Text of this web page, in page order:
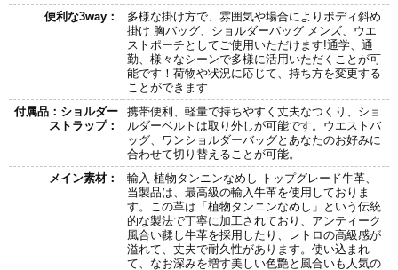
便利な3way：
多様な掛け方で、雰囲気や場合によりボディ斜め
掛け 胸バッグ、ショルダーバッグ メンズ、ウエ
ストポーチとしてご使用いただけます!通学、通
勤、様々なシーンで多様に活用いただくことが可
能です！荷物や状況に応じて、持ち方を変更する
ことができます
付属品：ショルダー
ストラップ：
携帯便利、軽量で持ちやすく丈夫なつくり、ショ
ルダーベルトは取り外しが可能です。ウエストバ
ッグ、ワンショルダーバッグとあなたのお好みに
合わせて切り替えることが可能。
メイン素材：
輸入 植物タンニンなめし トップグレード牛革、
当製品は、最高級の輸入牛革を使用しておりま
す。この革は「植物タンニンなめし」という伝統
的な製法で丁寧に加工されており、アンティーク
風合い鞣し牛革を採用したり、レトロの高級感が
溢れて、丈夫で耐久性があります。使い込まれ
て、なお深みを増す美しい色艶と風合いも人気の